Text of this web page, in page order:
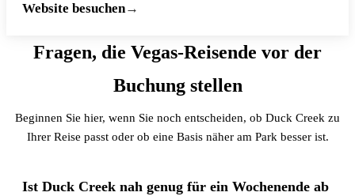
Website besuchen
Fragen, die Vegas-Reisende vor der
Buchung stellen
Beginnen Sie hier, wenn Sie noch entscheiden, ob Duck Creek zu
Ihrer Reise passt oder ob eine Basis näher am Park besser ist.
Ist Duck Creek nah genug für ein Wochenende ab